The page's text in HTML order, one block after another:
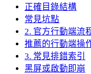
正確目錄結構
常見坑點
2. 官方行動端流
推薦的行動端操
3. 常見排錯索引
黑屏或啟動即崩